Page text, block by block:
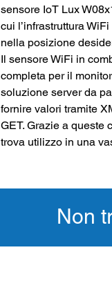
sensore IoT LuxW08
cui l’infrastrutturaWiFi
nella posizione desid
Il sensore WiFi in
completa per il mon
soluzione server da pa
fornire valori tramite
GET. Grazie a queste
trova utilizzo in una v
Non